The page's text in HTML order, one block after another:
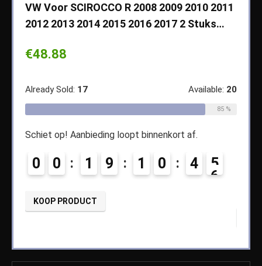
VW Voor SCIROCCO R 2008 2009 2010 2011
2012 2013 2014 2015 2016 2017 2 Stuks…
€48.88
Already Sold: 17 Available: 20
85 %
Schiet op! Aanbieding loopt binnenkort af.
0 0 1 9 1 0 4 5
KOOP PRODUCT